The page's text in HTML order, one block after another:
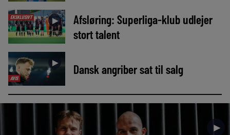
EKSKLUSIVT ►
Afsløring: Superliga-klub udlejer
stort talent
AVIS
► Dansk angriber sat til salg
►